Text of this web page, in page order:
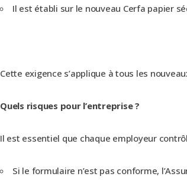
Il est établi sur le nouveau Cerfa papier
Cette exigence s’applique à tous les
Quels risques pour l’entreprise ?
Il est essentiel que chaque employeur
Si le formulaire n’est pas conforme,